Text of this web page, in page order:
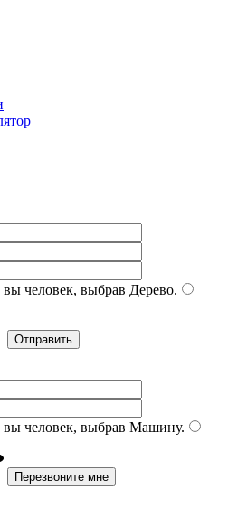
человек, выбрав Дерево.
человек, выбрав Машину.